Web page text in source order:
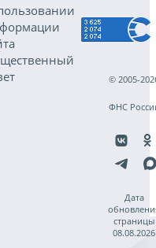
© 2005-
ФНС
Дата
страницы
08.08.2026